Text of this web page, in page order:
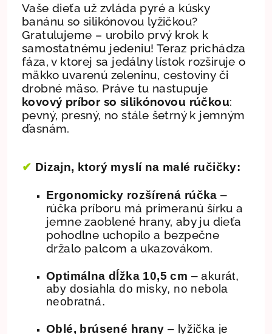
Vaše dieťa už zvláda pyré a kúsky
banánu so silikónovou lyžičkou?
Gratulujeme – urobilo prvý krok k
samostatnému jedeniu! Teraz prichádza
fáza, v ktorej sa jedálny lístok rozširuje o
mäkko uvarenú zeleninu, cestoviny či
drobné mäso. Práve tu nastupuje
kovový príbor so silikónovou rúčkou:
pevný, presný, no stále šetrný k jemným
ďasnám.
✔ Dizajn, ktorý myslí na malé ručičky:
Ergonomicky rozšírená rúčka –
rúčka príboru má primeranú šírku a
jemne zaoblené hrany, aby ju dieťa
pohodlne uchopilo a bezpečne
držalo palcom a ukazovákom.
Optimálna dĺžka 10,5 cm – akurát,
aby dosiahla do misky, no nebola
neobratná.
Oblé, brúsené hrany – lyžička je